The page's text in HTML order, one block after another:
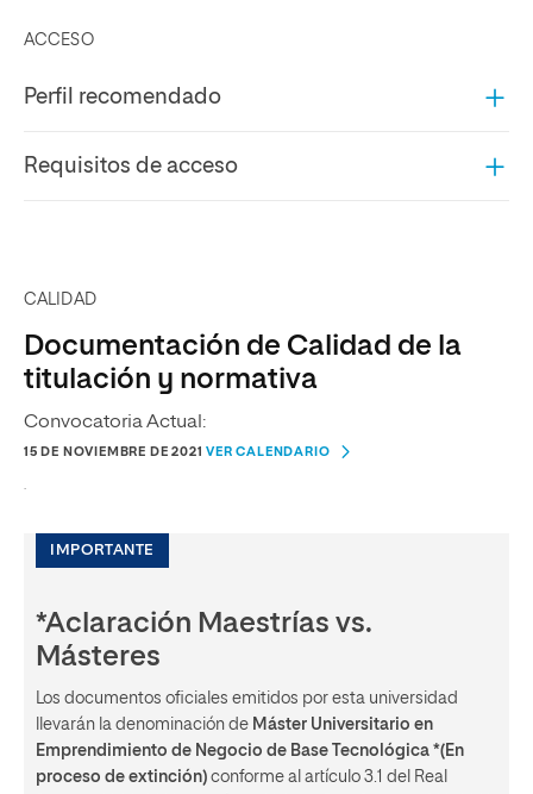
ACCESO
Perfil recomendado
Requisitos de acceso
CALIDAD
Documentación de Calidad de la
titulación y normativa
Convocatoria Actual:
15 DE NOVIEMBRE DE 2021VER CALENDARIO
.
IMPORTANTE
*Aclaración Maestrías vs.
Másteres
Los documentos oficiales emitidos por esta universidad
llevarán la denominación de Máster Universitario en
Emprendimiento de Negocio de Base Tecnológica *(En
proceso de extinción) conforme al artículo 3.1 del Real